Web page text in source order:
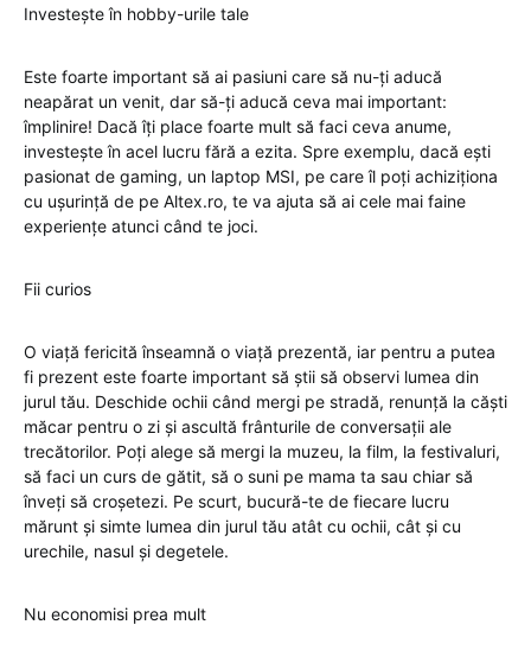
Investește în hobby-urile tale
Este foarte important să ai pasiuni care să nu-ți aducă
neapărat un venit, dar să-ți aducă ceva mai important:
împlinire! Dacă îți place foarte mult să faci ceva anume,
investește în acel lucru fără a ezita. Spre exemplu, dacă ești
pasionat de gaming, un laptop MSI, pe care îl poți achiziționa
cu ușurință de pe Altex.ro, te va ajuta să ai cele mai faine
experiențe atunci când te joci.
Fii curios
O viață fericită înseamnă o viață prezentă, iar pentru a putea
fi prezent este foarte important să știi să observi lumea din
jurul tău. Deschide ochii când mergi pe stradă, renunță la căști
măcar pentru o zi și ascultă frânturile de conversații ale
trecătorilor. Poți alege să mergi la muzeu, la film, la festivaluri,
să faci un curs de gătit, să o suni pe mama ta sau chiar să
înveți să croșetezi. Pe scurt, bucură-te de fiecare lucru
mărunt și simte lumea din jurul tău atât cu ochii, cât și cu
urechile, nasul și degetele.
Nu economisi prea mult